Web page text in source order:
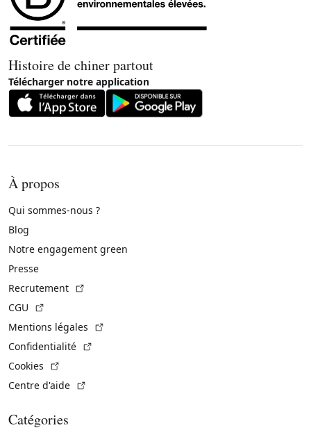
Histoire de chiner partout
Télécharger notre application
À propos
Qui sommes-nous ?
Blog
Notre engagement green
Presse
Recrutement
CGU
Mentions légales
Confidentialité
Cookies
Centre d'aide
Catégories